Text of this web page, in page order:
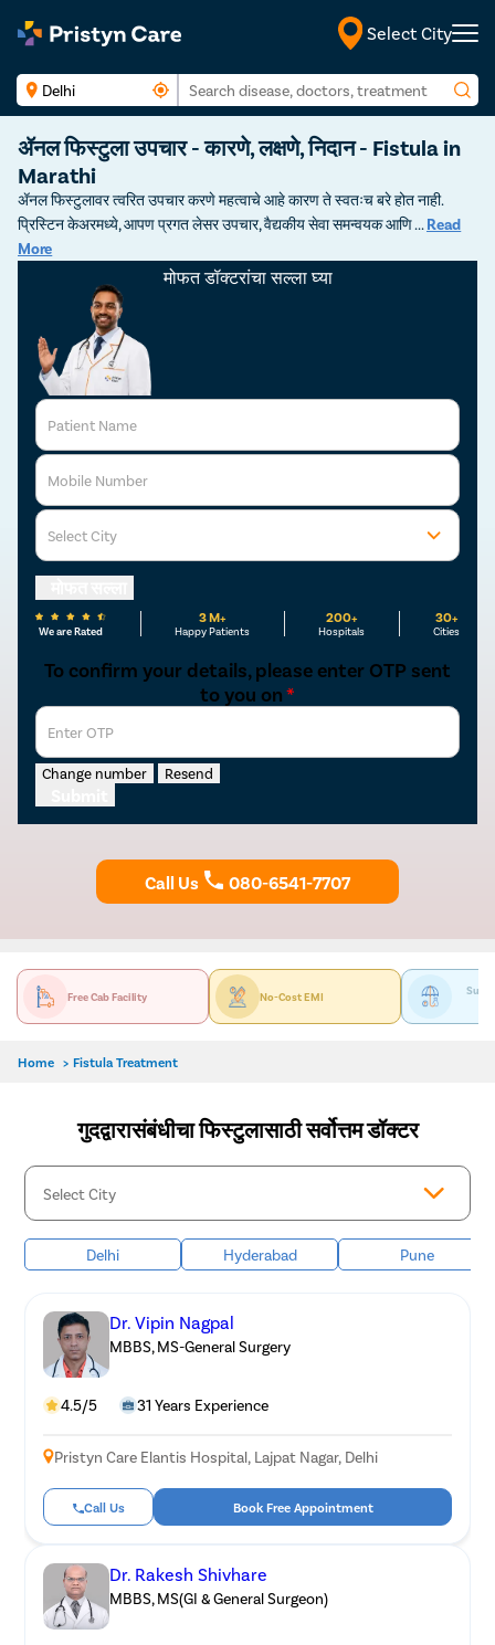
मराठी
Select City
ॲनल फिस्टुला उपचार - कारणे, लक्षणे, निदान - Fistula in
Marathi
ॲनल फिस्टुलावर त्वरित उपचार करणे महत्वाचे आहे कारण ते स्वतःच बरे होत नाही.
प्रिस्टिन केअरमध्ये, आपण प्रगत लेसर उपचार, वैद्यकीय सेवा समन्वयक आणि... Read
More
मोफत डॉक्टरांचा सल्ला घ्या
Patient Name
Mobile Number
Select City
We are Rated
3 M+
Happy Patients
200+
Hospitals
30+
Cities
To confirm your details, please enter OTP sent
to you on*
Enter OTP
Change number Resend
Call Us 080-6541-7707
Free Cab Facility No-Cost EMI
Home > Fistula Treatment
गुदद्वारासंबंधीचा फिस्टुलासाठी सर्वोत्तम डॉक्टर
Delhi Hyderabad Pune
Dr. Vipin Nagpal
MBBS, MS-General Surgery
4.5/5 31 Years Experience
Pristyn Care Elantis Hospital, Lajpat Nagar, Delhi
Call Us Book Free Appointment
Dr. Rakesh Shivhare
MBBS, MS(GI & General Surgeon)